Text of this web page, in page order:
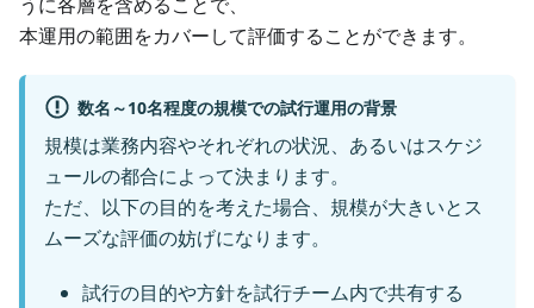
本運用の範囲をカバーして評価することができます。
数名～10名程度の規模での試行運用の背景
規模は業務内容やそれぞれの状況、あるいはスケジ
ュールの都合によって決まります。
ただ、以下の目的を考えた場合、規模が大きいとス
ムーズな評価の妨げになります。
試行の目的や方針を試行チーム内で共有する